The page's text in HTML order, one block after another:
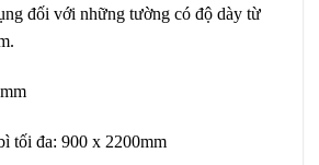
đối với những tường có độ dày từ
tối đa: 900 x 2200mm